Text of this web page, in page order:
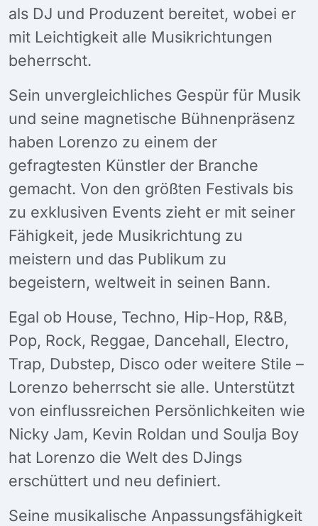
als DJ und Produzent bereitet, wobei er
mit Leichtigkeit alle Musikrichtungen
beherrscht.
Sein unvergleichliches Gespür für Musik
und seine magnetische Bühnenpräsenz
haben Lorenzo zu einem der
gefragtesten Künstler der Branche
gemacht. Von den größten Festivals bis
zu exklusiven Events zieht er mit seiner
Fähigkeit, jede Musikrichtung zu
meistern und das Publikum zu
begeistern, weltweit in seinen Bann.
Egal ob House, Techno, Hip-Hop, R&B,
Pop, Rock, Reggae, Dancehall, Electro,
Trap, Dubstep, Disco oder weitere Stile –
Lorenzo beherrscht sie alle. Unterstützt
von einflussreichen Persönlichkeiten wie
Nicky Jam, Kevin Roldan und Soulja Boy
hat Lorenzo die Welt des DJings
erschüttert und neu definiert.
Seine musikalische Anpassungsfähigkeit